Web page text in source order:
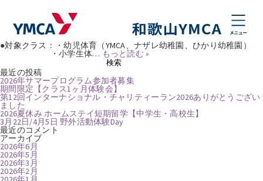
期間限定【クラス1ヶ月体験会】
2026年5月15日 natsumikobayashi
【期間限定キャンペーン】 1ヶ月クラス体験会 ●対象：クラスへの入
会をご検討の方、習いごとを始めたい方、クラスにご興味のある方。
●対象クラス：・幼児体育（YMCA、ナザレ幼稚園、ひかり幼稚園）
・小学生体… もっと読む »
索:
検索
最近の投稿
2026年サマープログラム参加者募集
期間限定【クラス1ヶ月体験会】
第12回インターナショナル・チャリティーラン2026ありがとうござい
ました
2026夏休み ホームステイ短期留学【中学生・高校生】
3月22日/4月5日 野外活動体験Day
最近のコメント
アーカイブ
2026年6月
2026年5月
2026年3月
2026年2月